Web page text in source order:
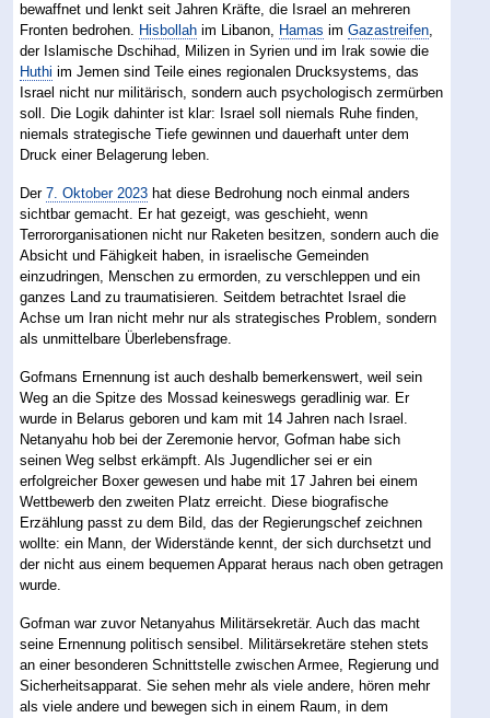
bewaffnet und lenkt seit Jahren Kräfte, die Israel an mehreren
Fronten bedrohen. Hisbollah im Libanon, Hamas imGazastreifen,
der Islamische Dschihad, Milizen in Syrien und im Irak sowie die
Huthi im Jemen sind Teile eines regionalen Drucksystems, das
Israel nicht nur militärisch, sondern auch psychologisch zermürben
soll. Die Logik dahinter ist klar: Israel soll niemals Ruhe finden,
niemals strategische Tiefe gewinnen und dauerhaft unter dem
Druck einer Belagerung leben.
Der7. Oktober 2023 hat diese Bedrohung noch einmal anders
sichtbar gemacht. Er hat gezeigt, was geschieht, wenn
Terrororganisationen nicht nur Raketen besitzen, sondern auch die
Absicht und Fähigkeit haben, in israelische Gemeinden
einzudringen, Menschen zu ermorden, zu verschleppen und ein
ganzes Land zu traumatisieren. Seitdem betrachtet Israel die
Achse um Iran nicht mehr nur als strategisches Problem, sondern
als unmittelbare Überlebensfrage.
Gofmans Ernennung ist auch deshalb bemerkenswert, weil sein
Weg an die Spitze des Mossad keineswegs geradlinig war. Er
wurde in Belarus geboren und kam mit 14 Jahren nach Israel.
Netanyahu hob bei der Zeremonie hervor, Gofman habe sich
seinen Weg selbst erkämpft. Als Jugendlicher sei er ein
erfolgreicher Boxer gewesen und habe mit 17 Jahren bei einem
Wettbewerb den zweiten Platz erreicht. Diese biografische
Erzählung passt zu dem Bild, das der Regierungschef zeichnen
wollte: ein Mann, der Widerstände kennt, der sich durchsetzt und
der nicht aus einem bequemen Apparat heraus nach oben getragen
wurde.
Gofman war zuvor Netanyahus Militärsekretär. Auch das macht
seine Ernennung politisch sensibel. Militärsekretäre stehen stets
an einer besonderen Schnittstelle zwischen Armee, Regierung und
Sicherheitsapparat. Sie sehen mehr als viele andere, hören mehr
als viele andere und bewegen sich in einem Raum, in dem